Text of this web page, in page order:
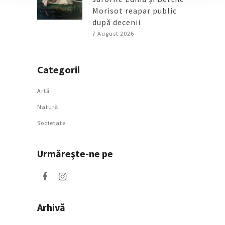
Morisot reapar public
după decenii
7 August 2026
Categorii
Artǎ
Natură
Societate
Urmăreşte-ne pe
Arhivă